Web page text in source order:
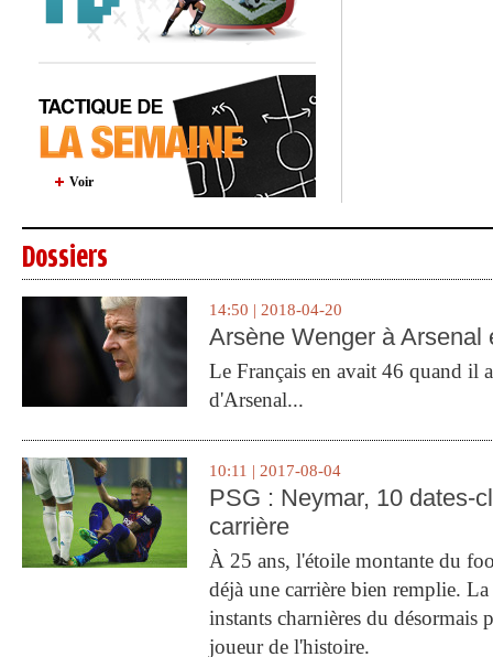
Voir
Dossiers
14:50 | 2018-04-20
Arsène Wenger à Arsenal
Le Français en avait 46 quand il
d'Arsenal...
10:11 | 2017-08-04
PSG : Neymar, 10 dates-
carrière
À 25 ans, l'étoile montante du
déjà une carrière bien remplie.
instants charnières du désormais
joueur de l'histoire.